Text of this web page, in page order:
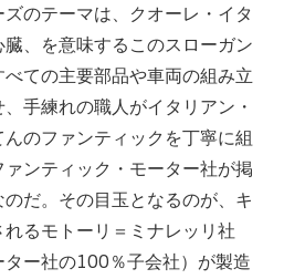
のテーマは、クオーレ・イタ
、を意味するこのスローガン
ての主要部品や車両の組み立
手練れの職人がイタリアン・
のファンティックを丁寧に組
ンティック・モーター社が掲
だ。その目玉となるのが、キ
るモトーリ＝ミナレッリ社
ター社の100％子会社）が製造